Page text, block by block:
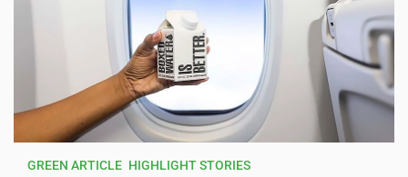
GREEN ARTICLE HIGHLIGHT STORIES